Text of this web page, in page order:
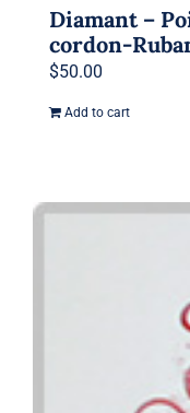
Diamant –
cordon-
$50.00
Add to cart